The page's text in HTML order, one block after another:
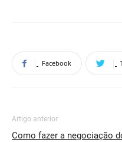
Facebook
Artigo anterior
Como fazer a negociação